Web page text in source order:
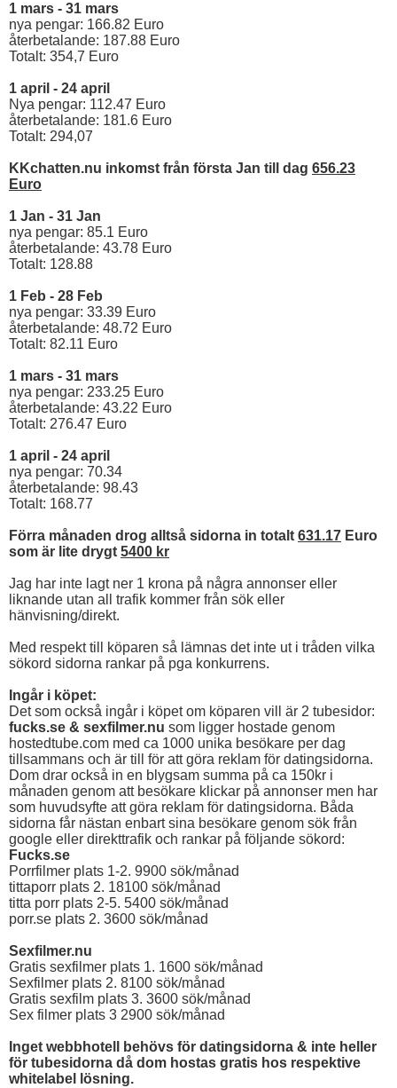
1 mars - 31 mars
nya pengar: 166.82 Euro
återbetalande: 187.88 Euro
Totalt: 354,7 Euro
1 april - 24 april
Nya pengar: 112.47 Euro
återbetalande: 181.6 Euro
Totalt: 294,07
KKchatten.nu inkomst från första Jan till dag 656.23
Euro
1 Jan - 31 Jan
nya pengar: 85.1 Euro
återbetalande: 43.78 Euro
Totalt: 128.88
1 Feb - 28 Feb
nya pengar: 33.39 Euro
återbetalande: 48.72 Euro
Totalt: 82.11 Euro
1 mars - 31 mars
nya pengar: 233.25 Euro
återbetalande: 43.22 Euro
Totalt: 276.47 Euro
1 april - 24 april
nya pengar: 70.34
återbetalande: 98.43
Totalt: 168.77
Förra månaden drog alltså sidorna in totalt 631.17 Euro
som är lite drygt 5400 kr
Jag har inte lagt ner 1 krona på några annonser eller
liknande utan all trafik kommer från sök eller
hänvisning/direkt.
Med respekt till köparen så lämnas det inte ut i tråden vilka
sökord sidorna rankar på pga konkurrens.
Ingår i köpet:
Det som också ingår i köpet om köparen vill är 2 tubesidor:
fucks.se & sexfilmer.nu som ligger hostade genom
hostedtube.com med ca 1000 unika besökare per dag
tillsammans och är till för att göra reklam för datingsidorna.
Dom drar också in en blygsam summa på ca 150kr i
månaden genom att besökare klickar på annonser men har
som huvudsyfte att göra reklam för datingsidorna. Båda
sidorna får nästan enbart sina besökare genom sök från
google eller direkttrafik och rankar på följande sökord:
Fucks.se
Porrfilmer plats 1-2. 9900 sök/månad
tittaporr plats 2. 18100 sök/månad
titta porr plats 2-5. 5400 sök/månad
porr.se plats 2. 3600 sök/månad
Sexfilmer.nu
Gratis sexfilmer plats 1. 1600 sök/månad
Sexfilmer plats 2. 8100 sök/månad
Gratis sexfilm plats 3. 3600 sök/månad
Sex filmer plats 3 2900 sök/månad
Inget webbhotell behövs för datingsidorna & inte heller
för tubesidorna då dom hostas gratis hos respektive
whitelabel lösning.